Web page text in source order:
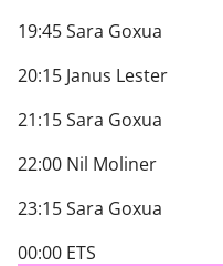
19:45 Sara Goxua
20:15 Janus Lester
21:15 Sara Goxua
22:00 Nil Moliner
23:15 Sara Goxua
00:00 ETS